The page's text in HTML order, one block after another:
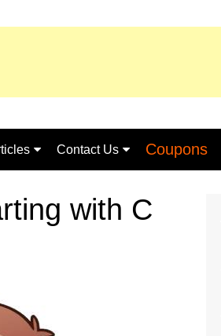
Contact Us
Privacy Policy
Coupons
with C